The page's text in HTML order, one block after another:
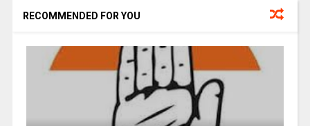
RECOMMENDED FOR YOU